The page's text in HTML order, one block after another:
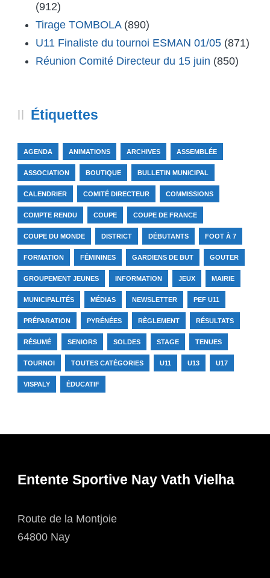
(912)
Tirage TOMBOLA (890)
U11 Finaliste du tournoi ESMAN 01/05 (871)
Réunion Comité Directeur du 15 juin (850)
Étiquettes
AGENDA ANIMATIONS ARCHIVES ASSEMBLÉE
ASSOCIATION BOUTIQUE BULLETIN MUNICIPAL
CALENDRIER COMITÉ DIRECTEUR COMMISSIONS
COMPTE RENDU COUPE COUPE DE FRANCE
COUPE DU MONDE DISTRICT DÉBUTANTS FOOT À 7
FORMATION FÉMININES GARDIENS DE BUT GOUTER
GROUPEMENT JEUNES INFORMATION JEUX MAIRIE
MUNICIPALITÉS MÉDIAS NEWSLETTER PEF U11
PRÉPARATION PYRÉNÉES RÈGLEMENT RÉSULTATS
RÉSUMÉ SENIORS SOLDES STAGE TENUES
TOURNOI TOUTES CATÉGORIES U11 U13 U17
VISPALY ÉDUCATIF
Entente Sportive Nay Vath Vielha
Route de la Montjoie
64800 Nay